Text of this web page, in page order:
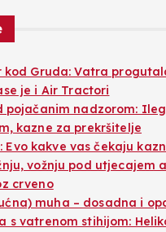
kod Gruda: Vatra
je i Air Tractori
pojačanim nadzorom:
kazne za prekršitelje
Evo kakve vas čekaju
vožnju pod utjecajem
crveno
muha – dosadna i
s vatrenom stihijom: